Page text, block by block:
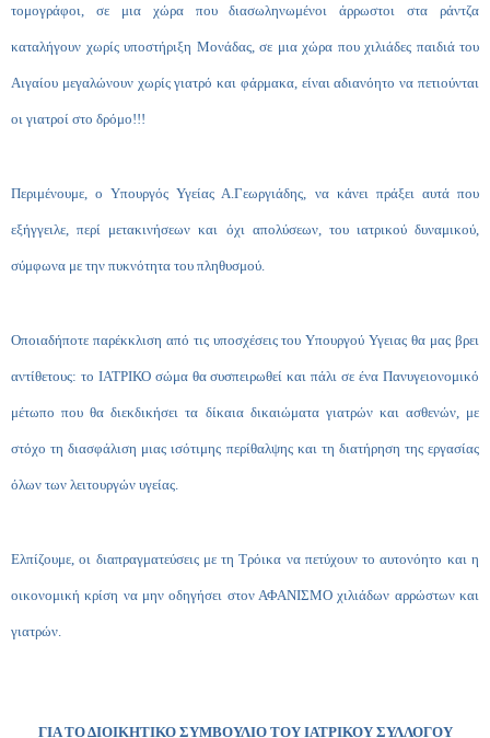
τομογράφοι, σε μια χώρα που διασωληνωμένοι άρρωστοι στα ράντζα
καταλήγουν χωρίς υποστήριξη Μονάδας, σε μια χώρα που χιλιάδες παιδιά του
Αιγαίου μεγαλώνουν χωρίς γιατρό και φάρμακα, είναι αδιανόητο να πετιούνται
οι γιατροί στο δρόμο!!!
Περιμένουμε, ο Υπουργός Υγείας Α.Γεωργιάδης, να κάνει πράξει αυτά που
εξήγγειλε, περί μετακινήσεων και όχι απολύσεων, του ιατρικού δυναμικού,
σύμφωνα με την πυκνότητα του πληθυσμού.
Οποιαδήποτε παρέκκλιση από τις υποσχέσεις του Υπουργού Υγειας θα μας βρει
αντίθετους: το ΙΑΤΡΙΚΟ σώμα θα συσπειρωθεί και πάλι σε ένα Πανυγειονομικό
μέτωπο που θα διεκδικήσει τα δίκαια δικαιώματα γιατρών και ασθενών, με
στόχο τη διασφάλιση μιας ισότιμης περίθαλψης και τη διατήρηση της εργασίας
όλων των λειτουργών υγείας.
Ελπίζουμε, οι διαπραγματεύσεις με τη Τρόικα να πετύχουν το αυτονόητο και η
οικονομική κρίση να μην οδηγήσει στον ΑΦΑΝΙΣΜΟ χιλιάδων αρρώστων και
γιατρών.
ΓΙΑ ΤΟ ΔΙΟΙΚΗΤΙΚΟ ΣΥΜΒΟΥΛΙΟ ΤΟΥ ΙΑΤΡΙΚΟΥ ΣΥΛΛΟΓΟΥ